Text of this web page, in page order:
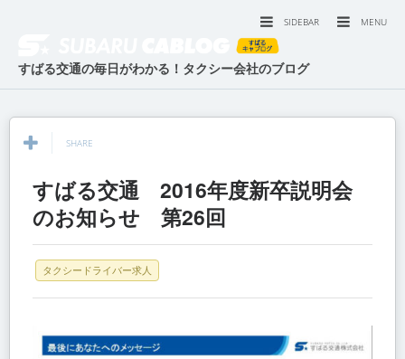
MENU
SIDEBAR
すばる交通の毎日がわかる！タクシー会社のブログ
SHARE
すばる交通 2016年度新卒説明会
のお知らせ 第26回
タクシードライバー求人